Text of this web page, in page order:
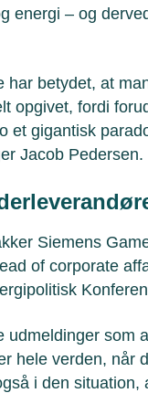
energi – og
har betydet, at
opgivet, fordi
et gigantisk
Jacob Pedersen.
Siemens
of corporate
udmeldinger som
hele verden, når
i den